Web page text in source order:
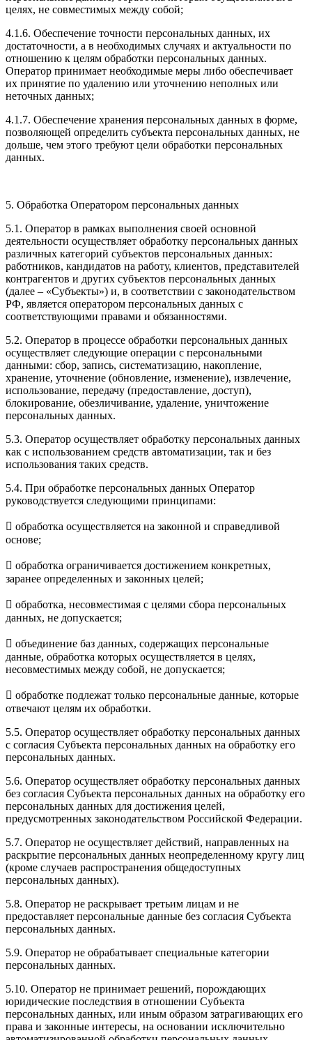
целях, не совместимых между собой;
4.1.6. Обеспечение точности персональных данных, их
достаточности, а в необходимых случаях и актуальности по
отношению к целям обработки персональных данных.
Оператор принимает необходимые меры либо обеспечивает
их принятие по удалению или уточнению неполных или
неточных данных;
4.1.7. Обеспечение хранения персональных данных в форме,
позволяющей определить субъекта персональных данных, не
дольше, чем этого требуют цели обработки персональных
данных.
5. Обработка Оператором персональных данных
5.1. Оператор в рамках выполнения своей основной
деятельности осуществляет обработку персональных данных
различных категорий субъектов персональных данных:
работников, кандидатов на работу, клиентов, представителей
контрагентов и других субъектов персональных данных
(далее – «Субъекты») и, в соответствии с законодательством
РФ, является оператором персональных данных с
соответствующими правами и обязанностями.
5.2. Оператор в процессе обработки персональных данных
осуществляет следующие операции с персональными
данными: сбор, запись, систематизацию, накопление,
хранение, уточнение (обновление, изменение), извлечение,
использование, передачу (предоставление, доступ),
блокирование, обезличивание, удаление, уничтожение
персональных данных.
5.3. Оператор осуществляет обработку персональных данных
как с использованием средств автоматизации, так и без
использования таких средств.
5.4. При обработке персональных данных Оператор
руководствуется следующими принципами:
 обработка осуществляется на законной и справедливой
основе;
 обработка ограничивается достижением конкретных,
заранее определенных и законных целей;
 обработка, несовместимая с целями сбора персональных
данных, не допускается;
 объединение баз данных, содержащих персональные
данные, обработка которых осуществляется в целях,
несовместимых между собой, не допускается;
 обработке подлежат только персональные данные, которые
отвечают целям их обработки.
5.5. Оператор осуществляет обработку персональных данных
с согласия Субъекта персональных данных на обработку его
персональных данных.
5.6. Оператор осуществляет обработку персональных данных
без согласия Субъекта персональных данных на обработку его
персональных данных для достижения целей,
предусмотренных законодательством Российской Федерации.
5.7. Оператор не осуществляет действий, направленных на
раскрытие персональных данных неопределенному кругу лиц
(кроме случаев распространения общедоступных
персональных данных).
5.8. Оператор не раскрывает третьим лицам и не
предоставляет персональные данные без согласия Субъекта
персональных данных.
5.9. Оператор не обрабатывает специальные категории
персональных данных.
5.10. Оператор не принимает решений, порождающих
юридические последствия в отношении Субъекта
персональных данных, или иным образом затрагивающих его
права и законные интересы, на основании исключительно